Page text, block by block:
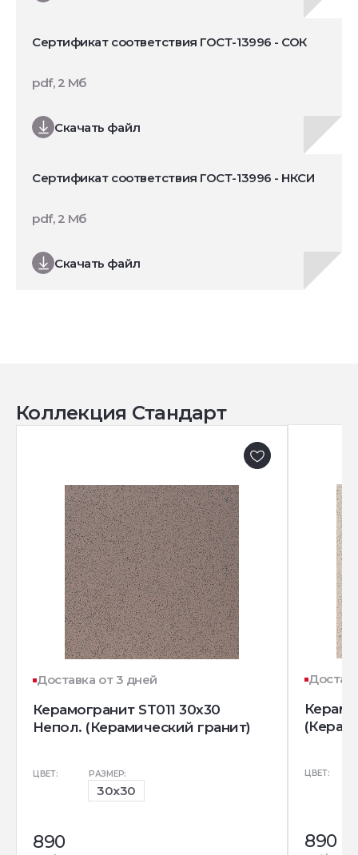
Сертификат соответствия ГОСТ-13996 - СОК
Скачать файл
pdf, 2 Мб
Сертификат соответствия ГОСТ-13996 - НКСИ
Скачать файл
pdf, 2 Мб
Коллекция Стандарт
Доставка от 3 дней
Керамогранит ST011 30x30
Непол. (Керамический гранит)
ЦВЕТ: РАЗМЕР:
30x30
890
ЦВЕТ:
890